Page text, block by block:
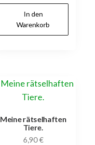
In den
Warenkorb
Meine rätselhaften
Tiere.
6,90€